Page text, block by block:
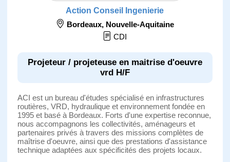
Action Conseil Ingenierie
Bordeaux, Nouvelle-Aquitaine
CDI
Projeteur / projeteuse en maitrise d'oeuvre
vrd H/F
ACI est un bureau d'études spécialisé en infrastructures
routières, VRD, hydraulique et environnement fondée en
1995 et basé à Bordeaux. Forts d'une expertise reconnue,
nous accompagnons les collectivités, aménageurs et
partenaires privés à travers des missions complètes de
maîtrise d'oeuvre, ainsi que des prestations d'assistance
technique adaptées aux spécificités des projets locaux.